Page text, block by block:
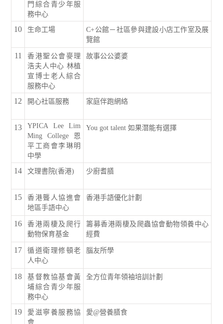
門綜合青少年服
務中心
10 生命工場
C+公館－社區參與建設小店工作室及展
覽館
11
香港聖公會麥理
浩夫人中心 林植
宣博士老人綜合
服務中心
故事公公婆婆
12 開心社區服務 家庭伴跑網絡
13
YPICA Lee Lim
Ming College 恩
平工商會李琳明
中學
You got talent 如果潛能有選擇
14 文理書院(香港) 少廚耆膳
15
香港聾人協進會
地區手語中心
香港手語優化計劃
16
香港兩棲及爬行
動物保育基金
籌募香港兩棲及爬蟲協會動物領養中心
經費
17
循道衛理修頓老
人中心
腦友所學
18
基督教協基會黃
埔綜合青少年服
務中心
全方位青年領袖培訓計劃
19
愛滋寧養服務協
會
愛@營養膳食